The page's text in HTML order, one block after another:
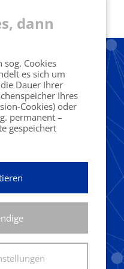
harz.de
dann
sog. Cookies
es sich um
Dauer Ihrer
Ihres
Cookies) oder
permanent –
gespeichert